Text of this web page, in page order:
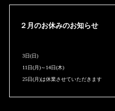
２月のお休みのお知らせ
3日(日)
11日(月)～14日(木)
25日(月)は休業させていただきます